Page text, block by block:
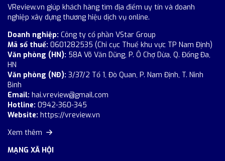
VReview.vn giúp khách hàng tìm địa điểm uy tín và doanh
nghiệp xây dựng thương hiệu dịch vụ online.
Doanh nghiệp: Công ty cổ phần VStar Group
Mã số thuế: 0601282535 (Chi cục Thuế khu vực TP Nam Định)
Văn phòng (HN): 58A Võ Văn Dũng, P. Ô Chợ Dừa, Q. Đống Đa,
HN
Văn phòng (NĐ): 3/37/2 Tổ 1, Đò Quan, P. Nam Định, T. Ninh
Bình
Email: hai.vreview@gmail.com
Hotline: 0942-360-345
Website: https://vreview.vn
Xem thêm
MẠNG XÃ HỘI